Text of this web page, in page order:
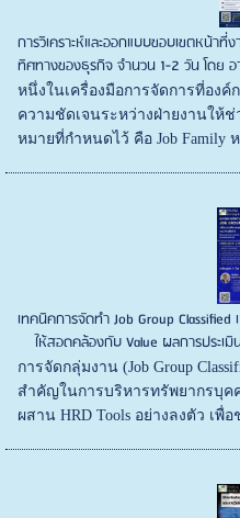
การวิเคราะห์และออกแบบขอบเขตหน้า
ทิศทางของธุรกิจ จำนวน 1-2 วัน โดย
หนึ่งในเครื่องมือการจัดการที่อง
ความชัดเจนระหว่างฝ่ายงานให้
หมายที่กำหนดไว้ คือ Job Family ห
เทคนิคการจัดทำ Job Group
ให้สอดคล้องกับ Value ผลการประเ
การจัดกลุ่มงาน (Job Group
สำคัญในการบริหารทรัพยากรบุค
ผสาน HRD Tools อย่างลงตัว เพื่อ